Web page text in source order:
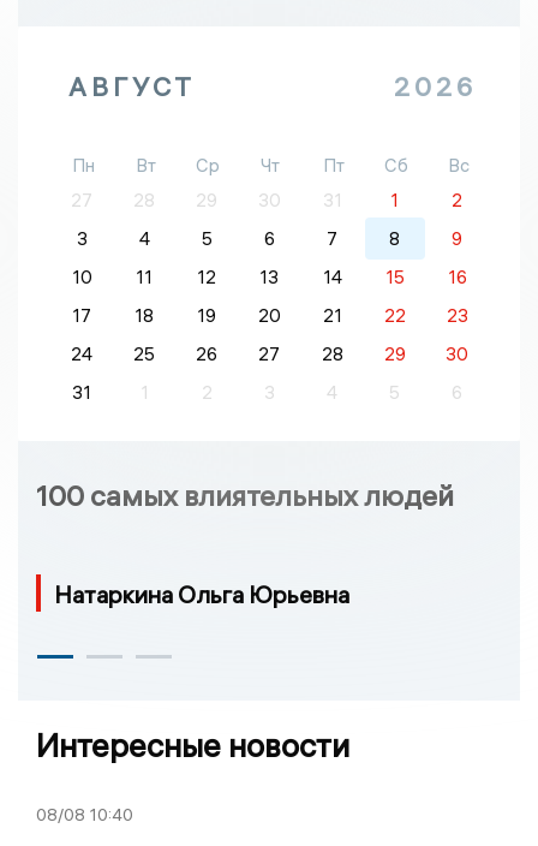
АВГУСТ 2026
Пн Вт Ср Чт Пт Сб
Вс
27
28 29 30 31 1
2
3
4 5 6 7 8
9
10
11 12 13 14 15
16
17
18 19 20 21 22
23
24
25 26 27 28 29
30
31
1 2 3 4 5 6
100 самых влиятельных людей
Натаркина Ольга Юрьевна
Интересные новости
08/08 10:40